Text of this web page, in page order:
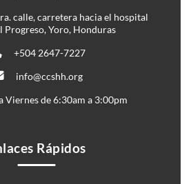
calle, carretera hacia el hospital
Progreso, Yoro, Honduras
+504 2647-7227
info@ccshh.org
Viernes de 6:30am a 3:00pm
Rápidos